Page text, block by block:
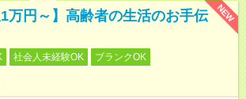
NEW
1万円～】高齢者の生活のお手伝
社会人未経験OK
ブランクOK